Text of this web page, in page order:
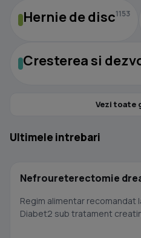
Hernie de disc1153
Cresterea si
Vezi toate
Ultimele intrebari
Nefroureterectomie
Regim alimentar recomandat
Diabet2 sub tratament